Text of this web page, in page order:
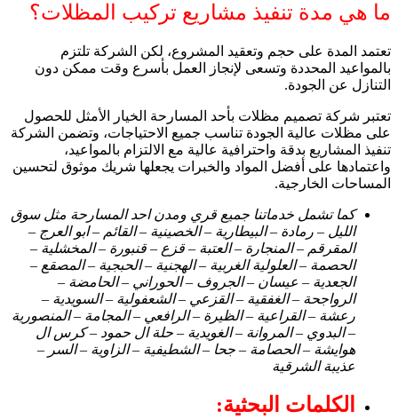
ما هي مدة تنفيذ مشاريع تركيب المظلات؟
تعتمد المدة على حجم وتعقيد المشروع، لكن الشركة تلتزم
بالمواعيد المحددة وتسعى لإنجاز العمل بأسرع وقت ممكن دون
التنازل عن الجودة.
تعتبر شركة تصميم مظلات بأحد المسارحة الخيار الأمثل للحصول
على مظلات عالية الجودة تناسب جميع الاحتياجات، وتضمن الشركة
تنفيذ المشاريع بدقة واحترافية عالية مع الالتزام بالمواعيد،
واعتمادها على أفضل المواد والخبرات يجعلها شريك موثوق لتحسين
المساحات الخارجية.
كما تشمل خدماتنا جميع قري ومدن احد المسارحة مثل سوق
الليل – رمادة – البيطارية – الخصينية – القائم – ابو العرج –
المقرقم – المنجارة – العتبة – قزع – قنبورة – المخشلية –
الحصمة – العلولية الغربية – الهجنية – الحبجية – المصقع –
الجعدية – عيسان – الجروف – الحوراني – الحامضة –
الرواجحة – الغفقية – القزعي – الشعفولية – السويدية –
رعشة – القراعية – الظيرة – الرافعي – المجامة – المنصورية
– البدوي – المروانة – الغويدية – حلة ال حمود – كرس ال
هوايشة – الحصامة – جحا – الشطيفية – الزاوية – السر –
عذيبة الشرقية
الكلمات البحثية: